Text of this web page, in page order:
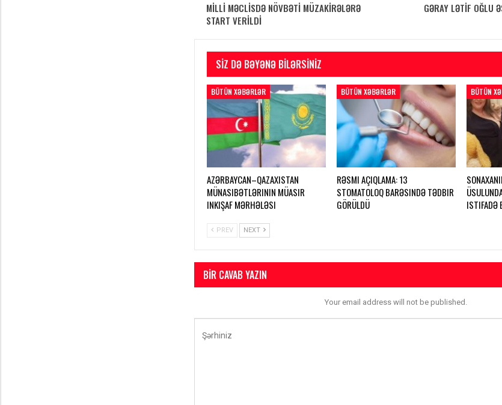
MİLLİ MƏCLİSDƏ NÖVBƏTİ MÜZAKİRƏLƏRƏ
START VERİLDİ
GƏRAY LƏTİF OĞLU
SIZ DƏ BƏYƏNƏ BILƏRSINIZ
BÜTÜN XƏBƏRLƏR
AZƏRBAYCAN–QAZAXISTAN
MÜNASIBƏTLƏRININ MÜASIR
INKIŞAF MƏRHƏLƏSI
BÜTÜN XƏBƏRLƏR
RƏSMI AÇIQLAMA: 13
STOMATOLOQ BARƏSINDƏ TƏDBIR
GÖRÜLDÜ
BÜTÜN
ISTIFADƏ
PREV NEXT
BIR CAVAB YAZIN
Your email address will not be published.